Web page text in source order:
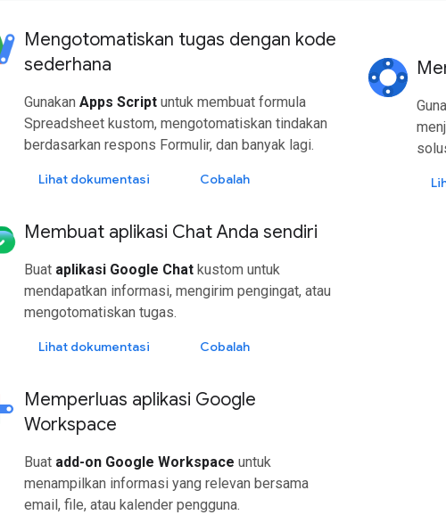
Mengotomatiskan tugas dengan kode
sederhana
Gunakan Apps Script untuk membuat formula
Spreadsheet kustom, mengotomatiskan tindakan
berdasarkan respons Formulir, dan banyak lagi.
Lihat dokumentasi Cobalah
Membuat aplikasi Chat Anda sendiri
Buat aplikasi Google Chat kustom untuk
mendapatkan informasi, mengirim pengingat, atau
mengotomatiskan tugas.
Lihat dokumentasi Cobalah
Memperluas aplikasi Google
Workspace
Buat add-on Google Workspace untuk
menampilkan informasi yang relevan bersama
email, file, atau kalender pengguna.